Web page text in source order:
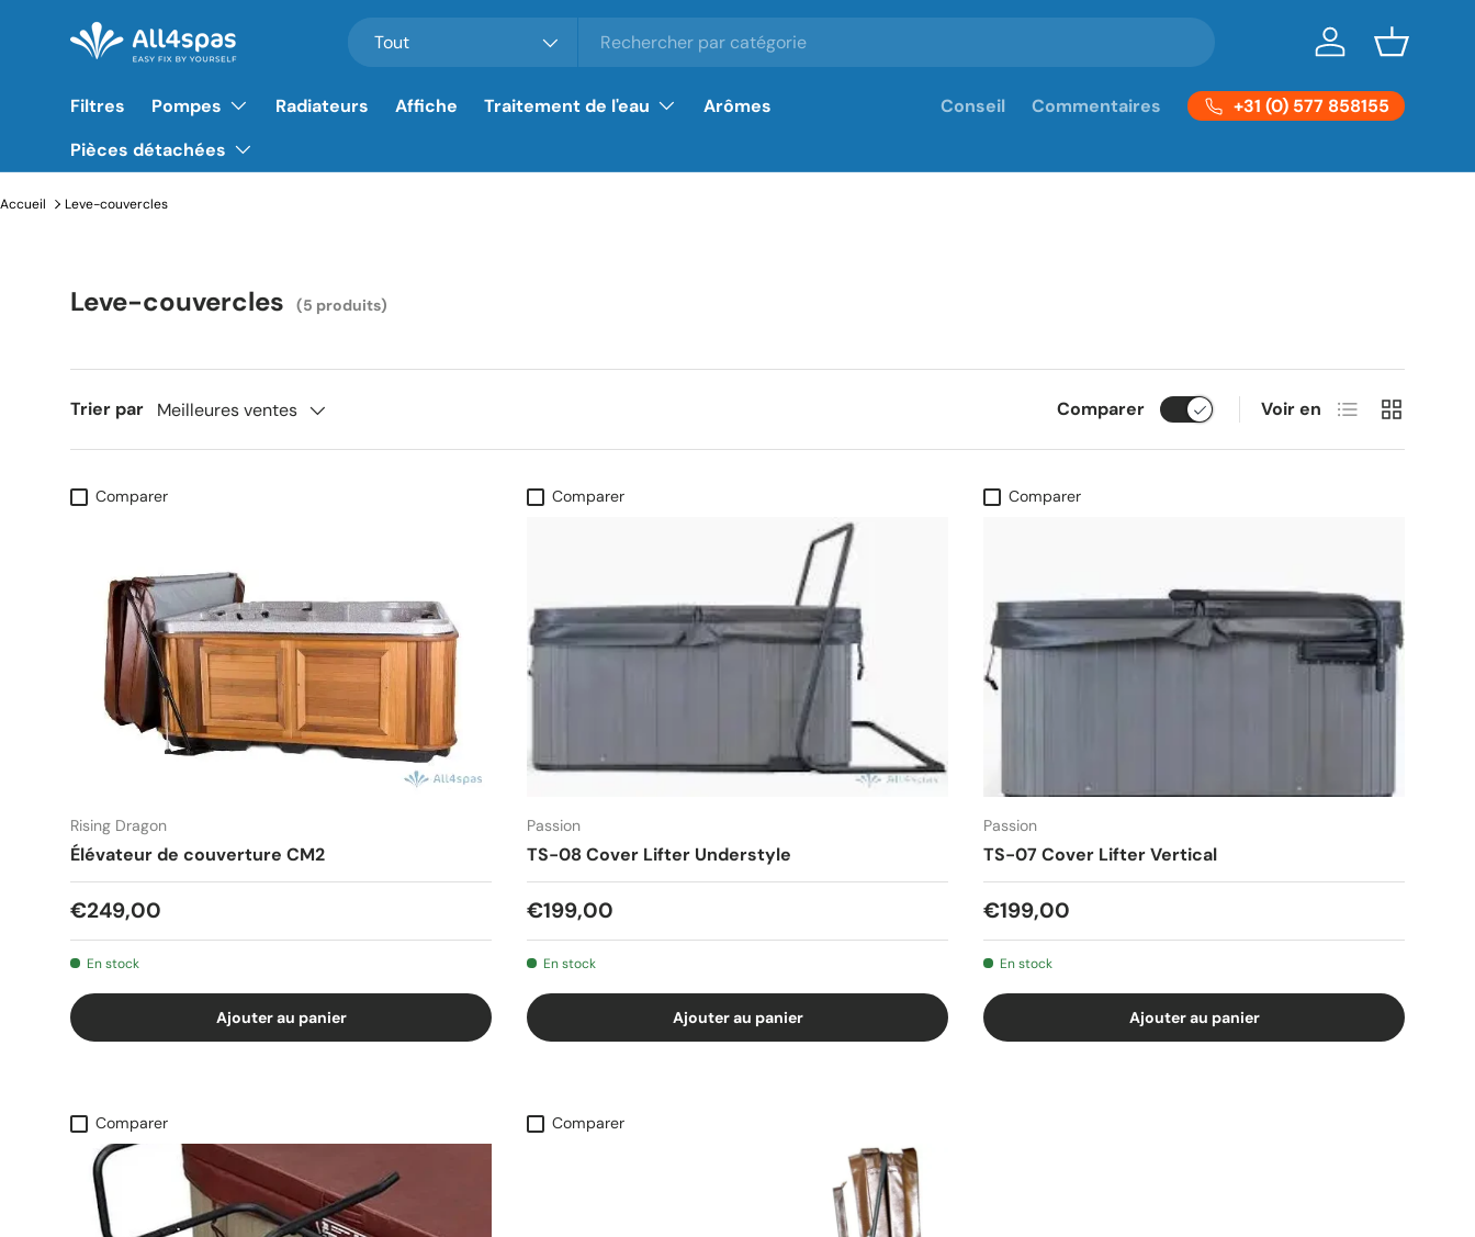
Aller au contenu Tout Se connecter
Panier
Filtres Pompes Radiateurs Affiche Traitement de l'eau
Arômes
Pièces détachées
Conseil Commentaires +31 (0) 577 858155
Accueil Leve-couvercles
Leve-couvercles (5 produits)
Trier par Meilleures ventes Comparer Voir en Liste Grille
Comparer
Rising Dragon
Élévateur de couverture CM2
€249,00
En stock
Ajouter au panier
Comparer
Passion
TS-08 Cover Lifter Understyle
€199,00
En stock
Ajouter au panier
Comparer
Passion
TS-07 Cover Lifter Vertical
€199,00
En stock
Ajouter au panier
Comparer Comparer